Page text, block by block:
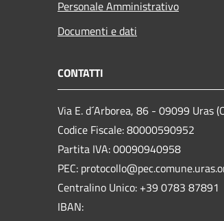
Personale Amministrativo
Documenti e dati
CONTATTI
Via E. d´Arborea, 86 - 09099 Uras
Codice Fiscale: 80000590952
Partita IVA: 00090940958
PEC:
Centralino Unico: +39 0783 87891
IBAN: